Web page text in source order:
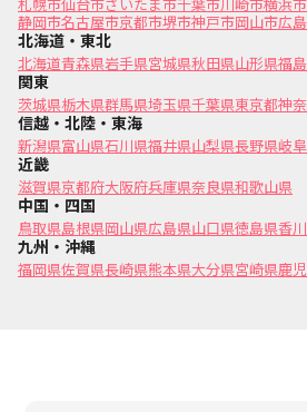
静岡市名古屋市京都市堺市神戸市岡山市広
北海道・東北
北海道青森県岩手県宮城県秋田県山形県福
関東
茨城県栃木県群馬県埼玉県千葉県東京都神
信越・北陸・東海
新潟県富山県石川県福井県山梨県長野県岐
近畿
滋賀県京都府大阪府兵庫県奈良県和歌山県
中国・四国
鳥取県島根県岡山県広島県山口県徳島県香
九州・沖縄
福岡県佐賀県長崎県熊本県大分県宮崎県鹿